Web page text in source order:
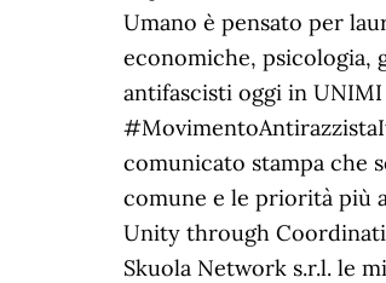
Umano è pensato per
economiche, psicologia,
antifascisti oggi in UNIMI
comunicato stampa che
comune e le priorità più
Unity through
Skuola Network s.r.l. le